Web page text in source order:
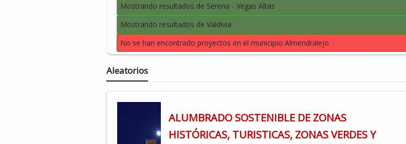
Mostrando resultados de Serena - Vegas Altas
Mostrando resultados de Valdivia
No se han encontrado proyectos en el municipio Almendralejo
Aleatorios
ALUMBRADO SOSTENIBLE DE ZONAS
HISTÓRICAS, TURISTICAS, ZONAS VERDES Y